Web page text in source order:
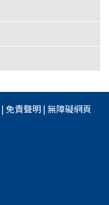
|免責聲明|無障礙網頁